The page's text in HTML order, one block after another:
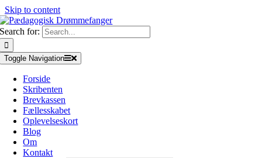
Skip to content
Search for:
Toggle Navigation
Forside
Skribenten
Brevkassen
Fællesskabet
Oplevelseskort
Blog
Om
Kontakt